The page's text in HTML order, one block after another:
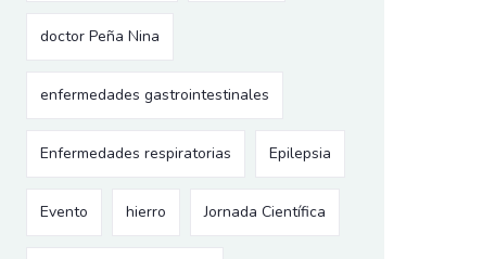
doctor Peña Nina
enfermedades gastrointestinales
Enfermedades respiratorias Epilepsia
Evento hierro Jornada Científica